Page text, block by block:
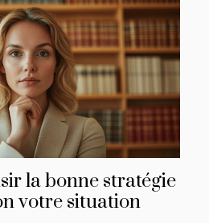
la bonne stratégie
votre situation